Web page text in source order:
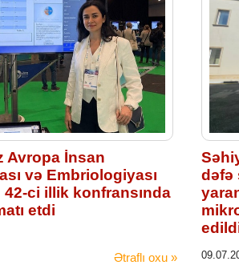
Avropa İnsan
və Embriologiyası
ci illik konfransında
etdi
Ətraflı oxu »
dəfə